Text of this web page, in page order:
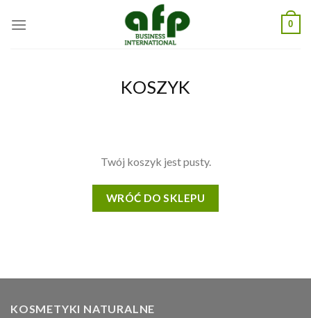
0
KOSZYK
Twój koszyk jest pusty.
WRÓĆ DO SKLEPU
KOSMETYKI NATURALNE